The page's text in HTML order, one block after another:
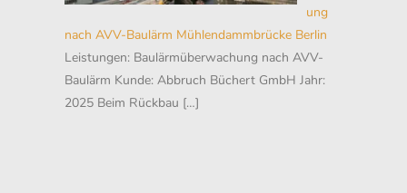
ung
nach AVV-Baulärm Mühlendammbrücke Berlin
Leistungen: Baulärmüberwachung nach AVV-
Baulärm Kunde: Abbruch Büchert GmbH Jahr:
2025 Beim Rückbau […]